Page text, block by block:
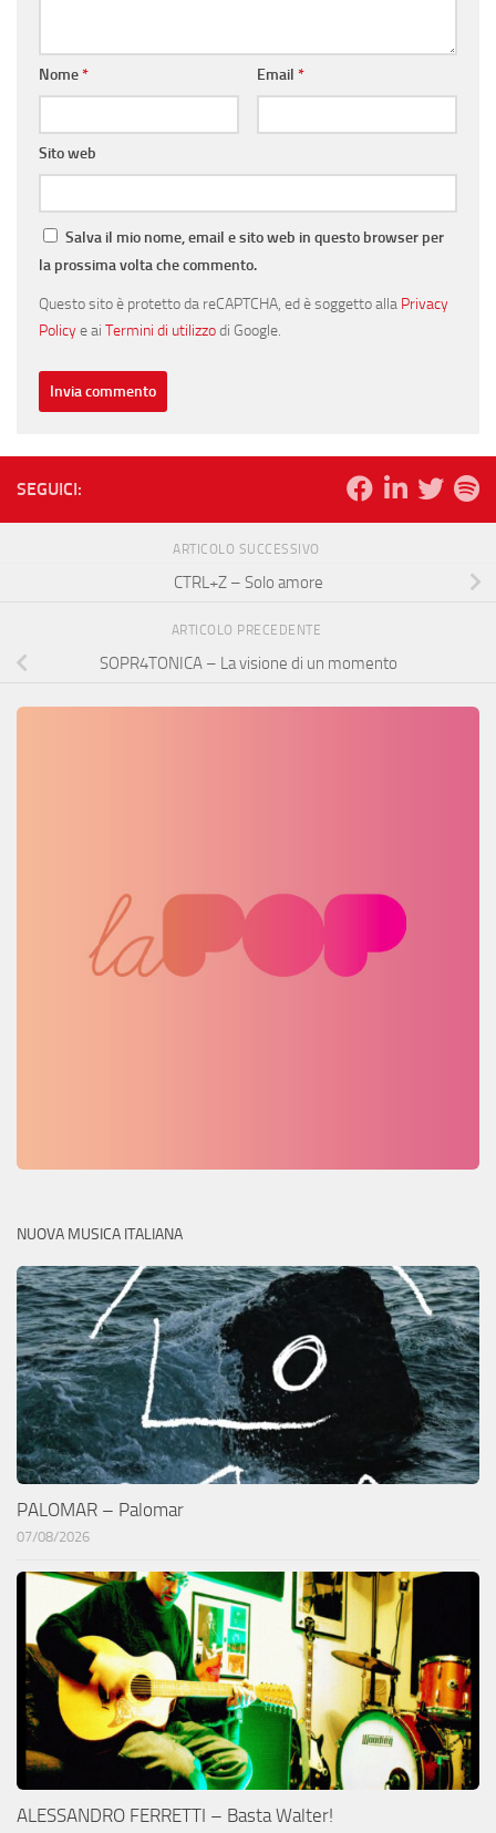
Nome* Email *
Sito web
Salva il mio nome, email e sito web in questo browser per
la prossima volta che commento.
Questo sito è protetto da reCAPTCHA, ed è soggetto alla Privacy
Policye ai Termini di utilizzodi Google.
SEGUICI:
ARTICOLO SUCCESSIVO
CTRL+Z – Solo amore
ARTICOLO PRECEDENTE
SOPR4TONICA – La visione di un momento
NUOVA MUSICA ITALIANA
PALOMAR – Palomar
07/08/2026
ALESSANDRO FERRETTI – Basta Walter!